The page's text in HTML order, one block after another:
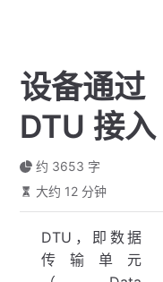
设备通过
DTU 接入
约 3653 字
大约 12 分钟
DTU，即数据
传输单元